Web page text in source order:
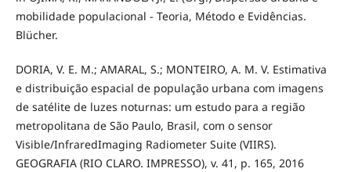
mobilidade populacional - Teoria, Método e Evidências.
Blücher.
DORIA, V. E. M.; AMARAL, S.; MONTEIRO, A. M. V. Estimativa
e distribuição espacial de população urbana com imagens
de satélite de luzes noturnas: um estudo para a região
metropolitana de São Paulo, Brasil, com o sensor
Visible/InfraredImaging Radiometer Suite (VIIRS).
GEOGRAFIA (RIO CLARO. IMPRESSO), v. 41, p. 165, 2016